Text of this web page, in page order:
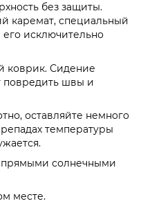
без защиты.
каремат, специальный
исключительно
коврик. Сидение
повредить швы и
оставляйте немного
температуры
прямыми солнечными
месте.